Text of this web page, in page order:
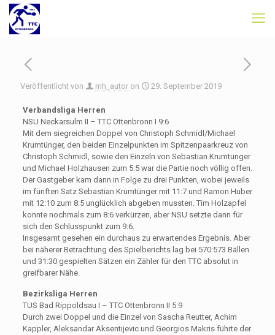
Veröffentlicht von mh_autor on 29. September 2019
Verbandsliga Herren
NSU Neckarsulm II – TTC Ottenbronn I 9:6
Mit dem siegreichen Doppel von Christoph Schmidl/Michael
Krumtünger, den beiden Einzelpunkten im Spitzenpaarkreuz von
Christoph Schmidl, sowie den Einzeln von Sebastian Krumtünger
und Michael Holzhausen zum 5:5 war die Partie noch völlig offen.
Der Gastgeber kam dann in Folge zu drei Punkten, wobei jeweils
im fünften Satz Sebastian Krumtünger mit 11:7 und Ramon Huber
mit 12:10 zum 8:5 unglücklich abgeben mussten. Tim Holzapfel
konnte nochmals zum 8:6 verkürzen, aber NSU setzte dann für
sich den Schlusspunkt zum 9:6.
Insgesamt gesehen ein durchaus zu erwartendes Ergebnis. Aber
bei näherer Betrachtung des Spielberichts lag bei 570:573 Bällen
und 31:30 gespielten Sätzen ein Zähler für den TTC absolut in
greifbarer Nähe.
Bezirksliga Herren
TUS Bad Rippoldsau I – TTC Ottenbronn II 5:9
Durch zwei Doppel und die Einzel von Sascha Reutter, Achim
Kappler, Aleksandar Aksentijevic und Georgios Makris führte der